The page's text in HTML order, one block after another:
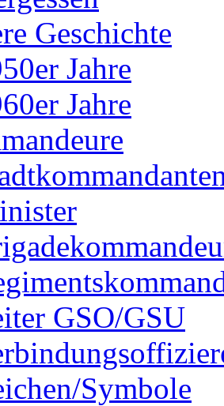
Geschichte
Jahre
Jahre
GSO/GSU
Symbole